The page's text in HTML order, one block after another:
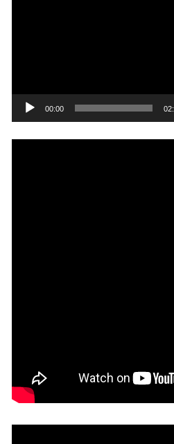
00:00